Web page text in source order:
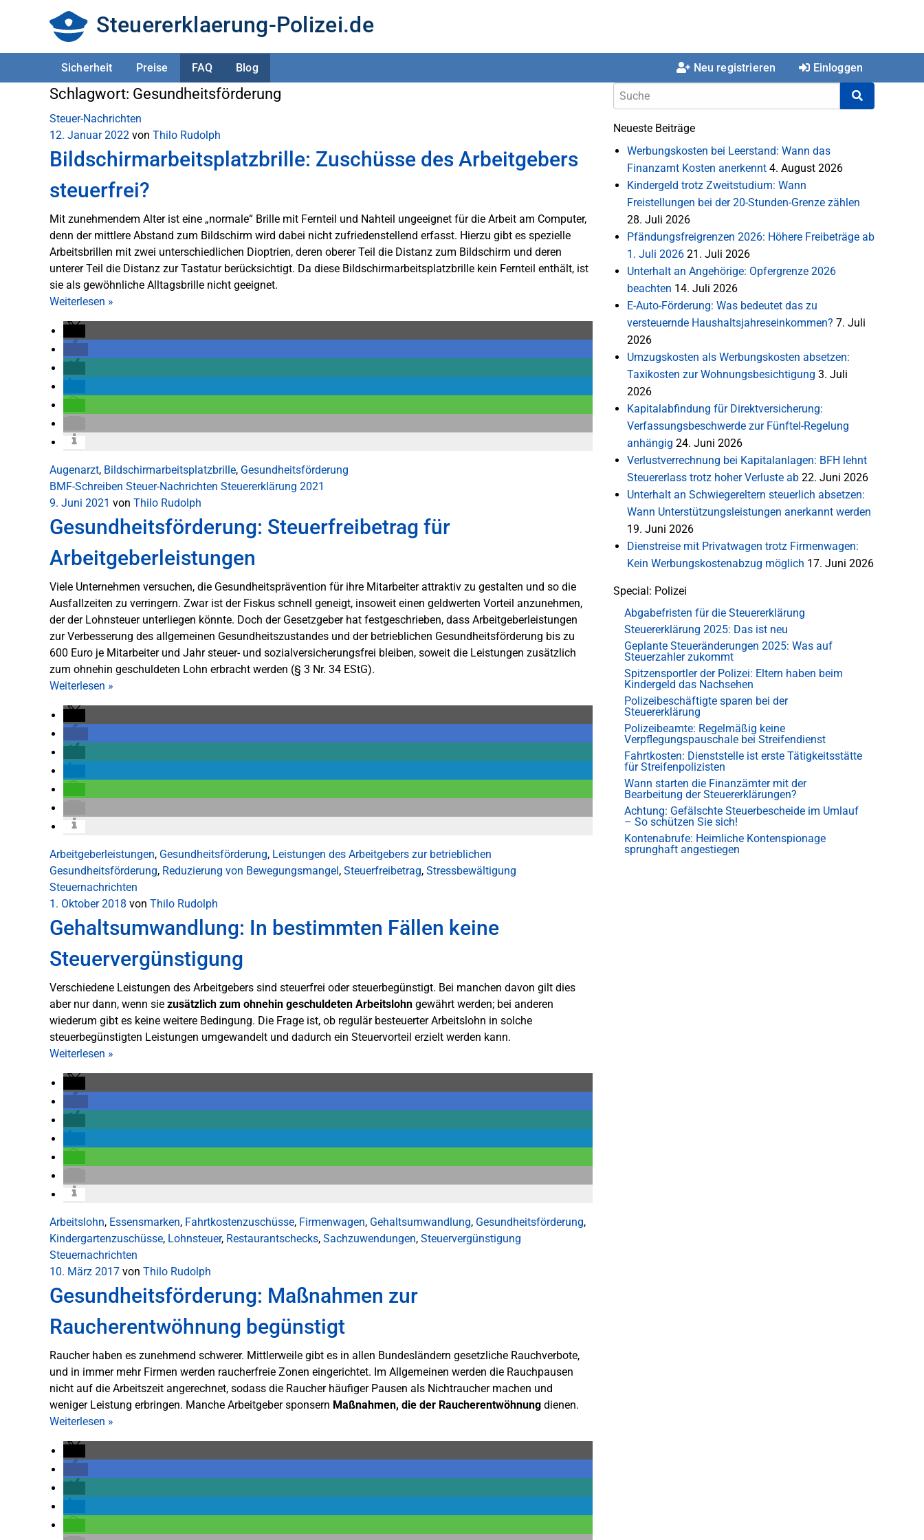
Steuererklaerung-Polizei.de
Sicherheit Preise FAQ Blog Neu registrieren Einloggen
Schlagwort: Gesundheitsförderung
Steuer-Nachrichten
12. Januar 2022 von Thilo Rudolph
Bildschirmarbeitsplatzbrille: Zuschüsse des Arbeitgebers
steuerfrei?
Mit zunehmendem Alter ist eine „normale“ Brille mit Fernteil und Nahteil ungeeignet für die Arbeit am Computer,
denn der mittlere Abstand zum Bildschirm wird dabei nicht zufriedenstellend erfasst. Hierzu gibt es spezielle
Arbeitsbrillen mit zwei unterschiedlichen Dioptrien, deren oberer Teil die Distanz zum Bildschirm und deren
unterer Teil die Distanz zur Tastatur berücksichtigt. Da diese Bildschirmarbeitsplatzbrille kein Fernteil enthält, ist
sie als gewöhnliche Alltagsbrille nicht geeignet.
Weiterlesen »
Augenarzt, Bildschirmarbeitsplatzbrille, Gesundheitsförderung
BMF-Schreiben Steuer-Nachrichten Steuererklärung 2021
9. Juni 2021 von Thilo Rudolph
Gesundheitsförderung: Steuerfreibetrag für
Arbeitgeberleistungen
Viele Unternehmen versuchen, die Gesundheitsprävention für ihre Mitarbeiter attraktiv zu gestalten und so die
Ausfallzeiten zu verringern. Zwar ist der Fiskus schnell geneigt, insoweit einen geldwerten Vorteil anzunehmen,
der der Lohnsteuer unterliegen könnte. Doch der Gesetzgeber hat festgeschrieben, dass Arbeitgeberleistungen
zur Verbesserung des allgemeinen Gesundheitszustandes und der betrieblichen Gesundheitsförderung bis zu
600 Euro je Mitarbeiter und Jahr steuer- und sozialversicherungsfrei bleiben, soweit die Leistungen zusätzlich
zum ohnehin geschuldeten Lohn erbracht werden (§ 3 Nr. 34 EStG).
Weiterlesen »
Arbeitgeberleistungen, Gesundheitsförderung, Leistungen des Arbeitgebers zur betrieblichen
Gesundheitsförderung, Reduzierung von Bewegungsmangel, Steuerfreibetrag, Stressbewältigung
Steuernachrichten
1. Oktober 2018 von Thilo Rudolph
Gehaltsumwandlung: In bestimmten Fällen keine
Steuervergünstigung
Verschiedene Leistungen des Arbeitgebers sind steuerfrei oder steuerbegünstigt. Bei manchen davon gilt dies
aber nur dann, wenn sie zusätzlich zum ohnehin geschuldeten Arbeitslohn gewährt werden; bei anderen
wiederum gibt es keine weitere Bedingung. Die Frage ist, ob regulär besteuerter Arbeitslohn in solche
steuerbegünstigten Leistungen umgewandelt und dadurch ein Steuervorteil erzielt werden kann.
Weiterlesen »
Arbeitslohn, Essensmarken, Fahrtkostenzuschüsse, Firmenwagen, Gehaltsumwandlung, Gesundheitsförderung,
Kindergartenzuschüsse, Lohnsteuer, Restaurantschecks, Sachzuwendungen, Steuervergünstigung
Steuernachrichten
10. März 2017 von Thilo Rudolph
Gesundheitsförderung: Maßnahmen zur
Raucherentwöhnung begünstigt
Raucher haben es zunehmend schwerer. Mittlerweile gibt es in allen Bundesländern gesetzliche Rauchverbote,
und in immer mehr Firmen werden raucherfreie Zonen eingerichtet. Im Allgemeinen werden die Rauchpausen
nicht auf die Arbeitszeit angerechnet, sodass die Raucher häufiger Pausen als Nichtraucher machen und
weniger Leistung erbringen. Manche Arbeitgeber sponsern Maßnahmen, die der Raucherentwöhnung dienen.
Weiterlesen »
Neueste Beiträge
Werbungskosten bei Leerstand: Wann das
Finanzamt Kosten anerkennt 4. August 2026
Kindergeld trotz Zweitstudium: Wann
Freistellungen bei der 20-Stunden-Grenze zählen
28. Juli 2026
Pfändungsfreigrenzen 2026: Höhere Freibeträge ab
1. Juli 2026 21. Juli 2026
Unterhalt an Angehörige: Opfergrenze 2026
beachten 14. Juli 2026
E-Auto-Förderung: Was bedeutet das zu
versteuernde Haushaltsjahreseinkommen? 7. Juli
2026
Umzugskosten als Werbungskosten absetzen:
Taxikosten zur Wohnungsbesichtigung 3. Juli
2026
Kapitalabfindung für Direktversicherung:
Verfassungsbeschwerde zur Fünftel-Regelung
anhängig 24. Juni 2026
Verlustverrechnung bei Kapitalanlagen: BFH lehnt
Steuererlass trotz hoher Verluste ab 22. Juni 2026
Unterhalt an Schwiegereltern steuerlich absetzen:
Wann Unterstützungsleistungen anerkannt werden
19. Juni 2026
Dienstreise mit Privatwagen trotz Firmenwagen:
Kein Werbungskostenabzug möglich 17. Juni 2026
Special: Polizei
Abgabefristen für die Steuererklärung
Steuererklärung 2025: Das ist neu
Geplante Steueränderungen 2025: Was auf
Steuerzahler zukommt
Spitzensportler der Polizei: Eltern haben beim
Kindergeld das Nachsehen
Polizeibeschäftigte sparen bei der
Steuererklärung
Polizeibeamte: Regelmäßig keine
Verpflegungspauschale bei Streifendienst
Fahrtkosten: Dienststelle ist erste Tätigkeitsstätte
für Streifenpolizisten
Wann starten die Finanzämter mit der
Bearbeitung der Steuererklärungen?
Achtung: Gefälschte Steuerbescheide im Umlauf
– So schützen Sie sich!
Kontenabrufe: Heimliche Kontenspionage
sprunghaft angestiegen